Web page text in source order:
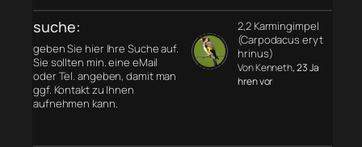
suche:
geben Sie hier Ihre Suche auf.
Sie sollten min. eine eMail
oder Tel. angeben, damit man
ggf. Kontakt zu Ihnen
aufnehmen kann.
2,2 Karmingimpel
(Carpodacus eryt
hrinus)
Von Kenneth, 23 Ja
hren vor